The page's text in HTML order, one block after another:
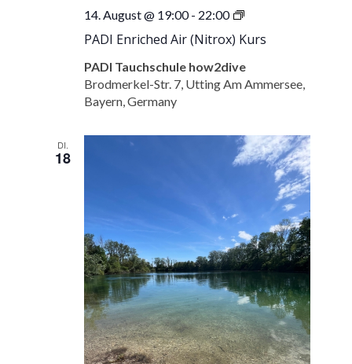
PADI Enriched Air (Nitrox) Kurs
14. August @ 19:00- 22:00
PADI
Enriched
Air
(Nitrox)
Kurs
PADI Tauchschule how2dive
Brodmerkel-Str. 7, Utting Am Ammersee,
Bayern, Germany
DI.
18